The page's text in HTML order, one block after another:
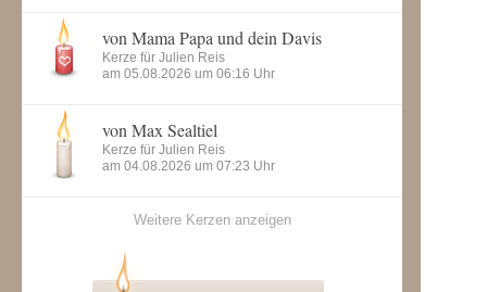
von Mama Papa und dein Davis
Kerze für Julien Reis
am 05.08.2026 um 06:16 Uhr
von Max Sealtiel
Kerze für Julien Reis
am 04.08.2026 um 07:23 Uhr
Weitere Kerzen anzeigen